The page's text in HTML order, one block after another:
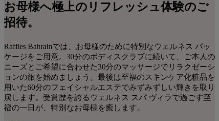
お母様へ極上のリフレッシュ体験のご
招待。
Raffles Bahrainでは、お母様のために特別なウェルネス パッ
ケージをご用意。30分のボディスクラブに続いて、ご本人の
ニーズとご希望に合わせた30分のマッサージでリラクゼーシ
ョンの旅を始めましょう。最後は至福のスキンケア化粧品を
用いた60分のフェイシャルエステでみずみずしい輝きを取り
戻します。受賞歴を誇るウェルネス スパ ヴィラで過ごす至
福の一日が、特別なお母様を癒します。